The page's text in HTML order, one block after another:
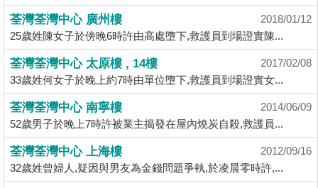
們
荃灣荃灣中心 廣州樓
2018/01/12
25歲姓陳女子於傍晚6時許由高處墮下,救護員到場證實陳...
荃灣荃灣中心 太原樓 , 14樓
2017/02/08
33歲姓何女子於晚上約7時由單位墮下,救護員到場證實女...
荃灣荃灣中心 南寧樓
2014/06/09
52歲男子於晚上7時許被業主揭發在屋內燒炭自殺,救護員...
荃灣荃灣中心 上海樓
2012/09/16
32歲姓曾婦人,疑因與男友為金錢問題爭執,於凌晨零時許,...